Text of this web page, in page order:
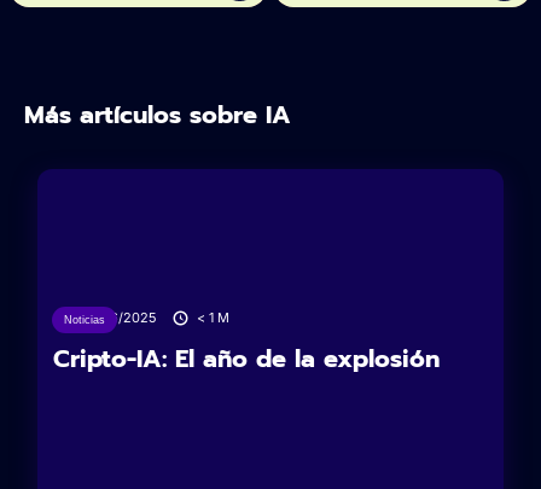
Más artículos sobre IA
Noticias
27/06/2025 < 1 M
Cripto-IA: El año de la explosión